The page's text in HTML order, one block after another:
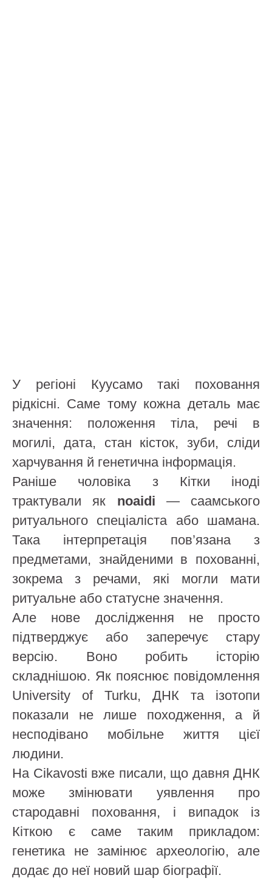
У регіоні Куусамо такі поховання
рідкісні. Саме тому кожна деталь має
значення: положення тіла, речі в
могилі, дата, стан кісток, зуби, сліди
харчування й генетична інформація.
Раніше чоловіка з Кітки іноді
трактували як noaidi — саамського
ритуального спеціаліста або шамана.
Така інтерпретація пов’язана з
предметами, знайденими в похованні,
зокрема з речами, які могли мати
ритуальне або статусне значення.
Але нове дослідження не просто
підтверджує або заперечує стару
версію. Воно робить історію
складнішою. Як пояснює повідомлення
University of Turku, ДНК та ізотопи
показали не лише походження, а й
несподівано мобільне життя цієї
людини.
На Cikavosti вже писали, що давня ДНК
може змінювати уявлення про
стародавні поховання, і випадок із
Кіткою є саме таким прикладом:
генетика не замінює археологію, але
додає до неї новий шар біографії.